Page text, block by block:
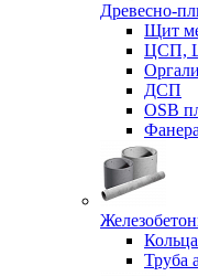
Древесно-
Щит
ЦСП,
ДСП
OSB
Фанера
Труба